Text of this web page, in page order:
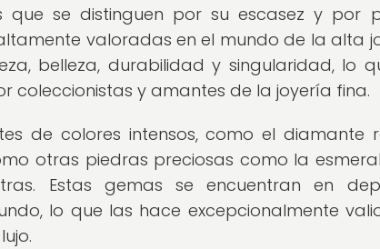
se distinguen por su escasez y por
valoradas en el mundo de la alta
belleza, durabilidad y singularidad, lo
coleccionistas y amantes de la joyería fina.
de colores intensos, como el diamante
otras piedras preciosas como la
Estas gemas se encuentran en
lo que las hace excepcionalmente